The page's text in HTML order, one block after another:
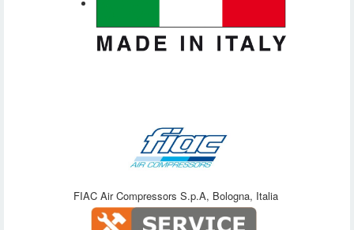
FIAC Air Compressors S.p.A, Bologna, Italia